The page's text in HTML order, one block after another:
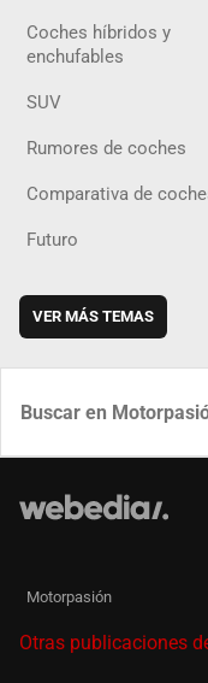
Coches híbridos y
enchufables
SUV
Rumores de coches
Comparativa de
Futuro
VER MÁS TEMAS
Motorpasión
Otras publicaciones